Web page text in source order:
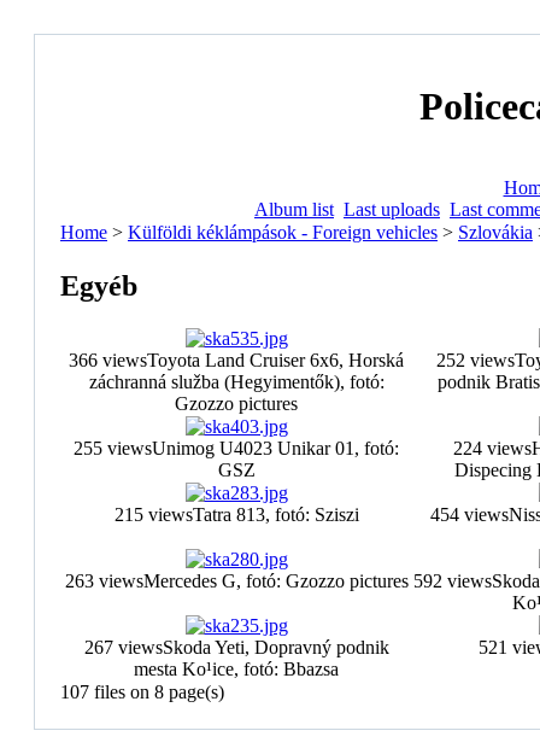
Album list Last uploads Last
Home > Külföldi kéklámpások - Foreign vehicles > Szlovákia
Egyéb
366 viewsToyota Land Cruiser 6x6, Horská
záchranná služba (Hegyimentők), fotó:
Gzozzo pictures
252 views
podnik
255 viewsUnimog U4023 Unikar 01, fotó:
GSZ
224 views
Dispecing
215 viewsTatra 813, fotó: Sziszi 454 views
263 viewsMercedes G, fotó: Gzozzo pictures 592 views
267 viewsSkoda Yeti, Dopravný podnik
mesta Ko¹ice, fotó: Bbazsa
521
107 files on 8 page(s)